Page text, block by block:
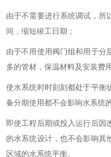
由于不需要进行系统调试，所
间，缩短竣工日期；
由于不用使用阀门组和用于分
多的管材，保温材料及安装费
使水系统时时刻刻都处于平衡
备分期使用都不会影响水系统
即使工程后期或投入运行后因
的水系统设计，也不会影响其
区域的水系统平衡。